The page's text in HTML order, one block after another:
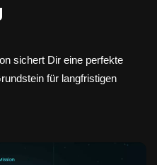
sichert Dir eine perfekte
für langfristigen